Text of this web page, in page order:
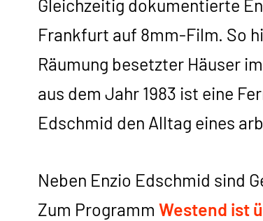
Gleichzeitig dokumentierte
Frankfurt auf 8mm-Film. So
Räumung besetzter Häuser
aus dem Jahr 1983 ist eine
Edschmid den Alltag eines
Neben Enzio Edschmid sind
Zum Programm Westend ist